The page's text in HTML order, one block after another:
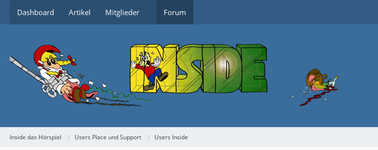
Dashboard Artikel Mitglieder Forum
Inside das Hörspiel Users Place und Support Users Inside